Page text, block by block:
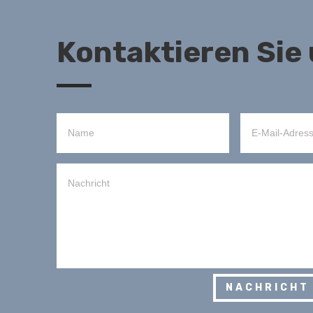
Kontaktieren Sie
NACHRICHT